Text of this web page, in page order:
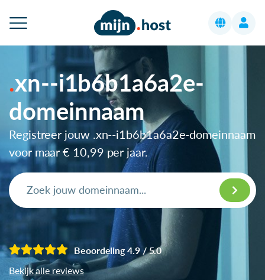
xn--i1b6b1a6a2e-
domeinnaam
Registreer jouw .xn--i1b6b1a6a2e-domeinnaam
voor maar€ 10,99 per jaar.
Beoordeling 4.9 / 5.0
Bekijk alle reviews